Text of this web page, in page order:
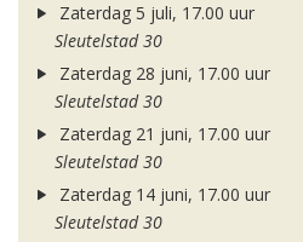
Zaterdag 5 juli, 17.00 uur
Sleutelstad 30
Zaterdag 28 juni, 17.00 uur
Sleutelstad 30
Zaterdag 21 juni, 17.00 uur
Sleutelstad 30
Zaterdag 14 juni, 17.00 uur
Sleutelstad 30